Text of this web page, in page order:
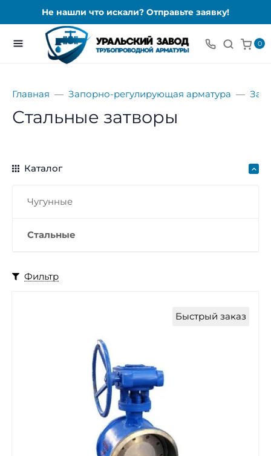
Не нашли что искали? Отправьте заявку!
0
Главная Запорно-регулирующая арматура
Стальные затворы
Каталог
Чугунные
Стальные
Фильтр
Быстрый заказ